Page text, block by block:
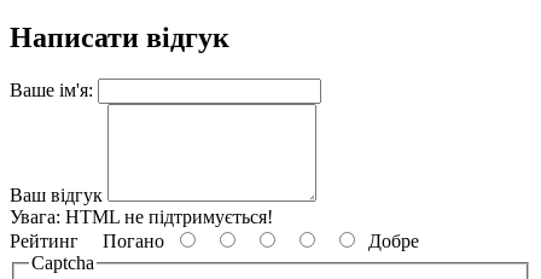
Написати відгук
Ваше ім'я:
Ваш відгук
Увага: HTML не підтримується!
Рейтинг Погано
Добре
Captcha